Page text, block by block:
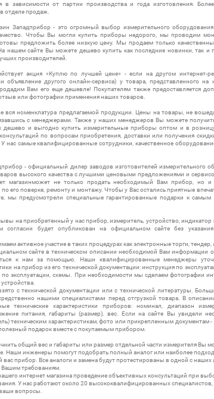
в зависимости от партии производства и года изготовления.
отделе продаж.
Западприбор - это огромный выбор измерительного
Чтобы Вы могли купить приборы недорого, мы проводим
предложить более низкую цену. Мы продаем только
нашем сайте Вы можете дешево купить как последние новинки, так и
производителей.
акция «Куплю по лучшей цене» - если на другом интернет-
объявление другого онлайн-сервиса) у товара, представленного на
Вам его еще дешевле! Покупателям также предоставляется
или фотографии применения наших товаров.
вся номенклатура предлагаемой продукции. Цены на товары, не
с менеджерами. Также у наших менеджеров Вы можете
и выгодно купить измерительные приборы оптом и в
по вопросам приобретения, доставки или получения
нас самые квалифицированные сотрудники, качественное
- официальный дилер заводов изготовителей измерительного
высокого качества с лучшими ценовыми предложениями и
магазинможет не только продать необходимый Вам прибор, но и
его поверке, ремонту и монтажу. Чтобы у Вас остались приятные
мы предусмотрели специальные гарантированные подарки к
на приобретенный у нас прибор, измеритель, устройство, индикатор
будет опубликован на официальном сайте без указания
активное участие в таких процедурах как электронные торги, тендер,
сайте в техническом описании необходимой Вам информации
к нам за помощью. Наши квалифицированные менеджеры
на прибор из его технической документации: инструкция по
эксплуатации, схемы. При необходимости мы сделаем фотографии
с технической документации или с технической литературы.
нашими специалистами перед отгрузкой товара. В
технические характеристики приборов: номинал, диапазон
питания, габариты (размер), вес. Если на сайте Вы увидели
техническим характеристикам, фото или прикрепленным документам
подарок вместе с покупаемым прибором.
общий вес и габариты или размер отдельной части измерителя Вы
Наши инженеры помогут подобрать полный аналог или наиболее
вас прибор. Все аналоги и замена будут протестированы в одной с наших
Вашим требованиям.
интернет магазина проведение объективных консультаций при
У нас работают около 20 высококвалифицированных
вопросы.